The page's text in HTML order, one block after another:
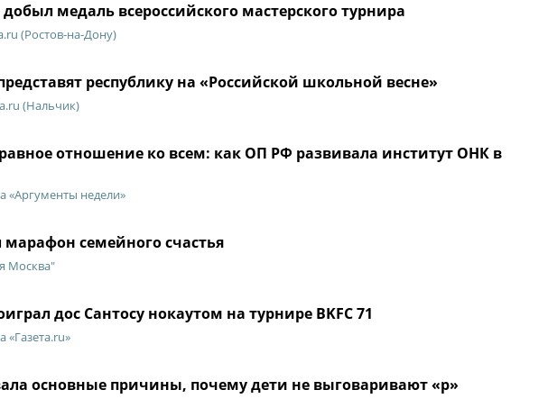
медаль всероссийского мастерского турнира
(Ростов-на-Дону)
республику на «Российской школьной весне»
(Нальчик)
отношение ко всем: как ОП РФ развивала институт ОНК в
«Аргументы недели»
семейного счастья
Москва"
дос Сантосу нокаутом на турнире BKFC 71
«Газета.ru»
основные причины, почему дети не выговаривают «р»